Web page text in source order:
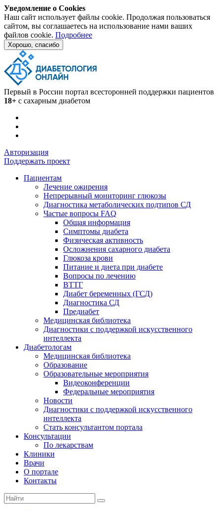
Уведомление о Cookies
Наш сайт использует файлы cookie. Продолжая пользоваться
сайтом, вы соглашаетесь на использование нами ваших
файлов cookie. Подробнее
Хорошо, спасибо
Первый в России портал всесторонней поддержки пациентов
18+ с сахарным диабетом
Авторизация
Поддержать проект
Пациентам
Лечение ожирения
Непрерывный мониторинг глюкозы
Диагностика метаболических подтипов СД
Частые вопросы FAQ
Общая информация
Симптомы диабета
Физическая активность
Осложнения сахарного диабета
Глюкоза крови
Питание и диета при диабете
Вопросы по лечению
ВТТГ
Диабет беременных (ГСД)
Диагностика СД
Предиабет
Медицинская библиотека
Диагностики с поддержкой искусственного
интеллекта
Диабетологам
Медицинская библиотека
Образование
Образовательные мероприятия
Видеоконференции
Федеральные мероприятия
Новости
Диагностики с поддержкой искусственного
интеллекта
Стать консультантом портала
Консультации
По лекарствам
Клиники
Врачи
О портале
Контакты